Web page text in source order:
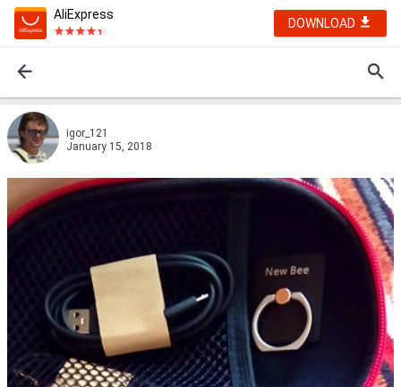
AliExpress
DOWNLOAD
igor_121
January 15, 2018